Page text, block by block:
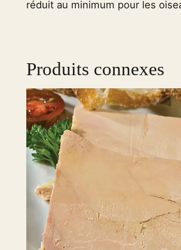
U
–
l
a
r
g
e
m
réduit au minimum pour les
Produits connexes